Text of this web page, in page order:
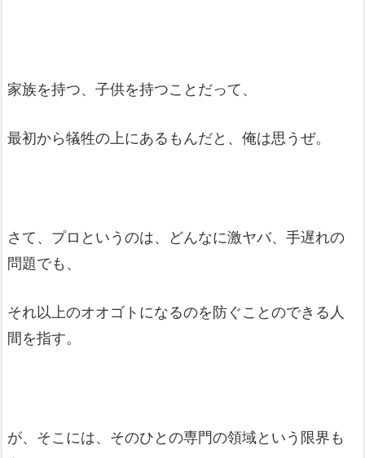
家族を持つ、子供を持つことだって、
最初から犠牲の上にあるもんだと、俺は思うぜ。
さて、プロというのは、どんなに激ヤバ、手遅れの
問題でも、
それ以上のオオゴトになるのを防ぐことのできる人
間を指す。
が、そこには、そのひとの専門の領域という限界も